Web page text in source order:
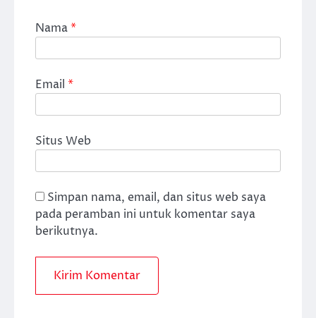
Nama*
Email *
Situs Web
Simpan nama, email, dan situs web saya
pada peramban ini untuk komentar saya
berikutnya.